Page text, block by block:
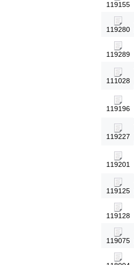
119155
119280
119289
111028
119196
119227
119201
119125
119128
119075